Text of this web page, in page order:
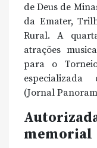
de Deus de
da Emater,
Rural. A
atrações
para o
(Jornal
memorial